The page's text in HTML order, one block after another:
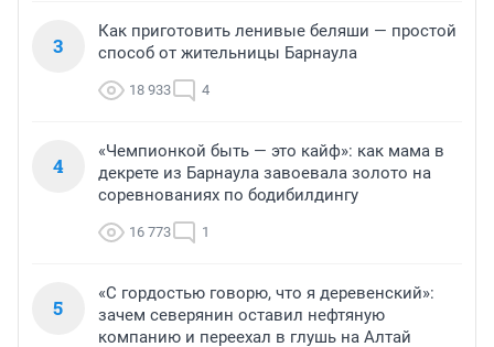
3
Как приготовить ленивые беляши — простой
способ от жительницы Барнаула
18 933 4
4
«Чемпионкой быть — это кайф»: как мама в
декрете из Барнаула завоевала золото на
соревнованиях по бодибилдингу
16 773 1
5
«С гордостью говорю, что я деревенский»:
зачем северянин оставил нефтяную
компанию и переехал в глушь на Алтай